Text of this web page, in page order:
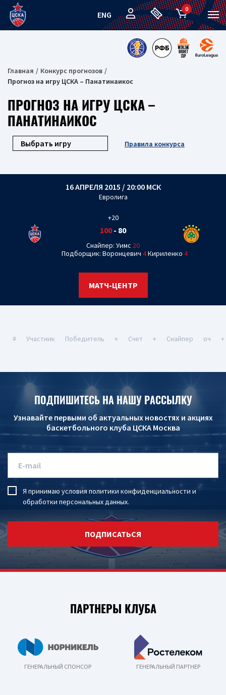
ENG
0
Главная
Конкурс прогнозов
Прогноз на игру ЦСКА – Панатинаикос
ПРОГНОЗ НА ИГРУ ЦСКА –
ПАНАТИНАИКОС
Правила конкурса
16 АПРЕЛЯ 2015 / 20:00 МСК
Евролига
+20
100- 80
Снайпер: Уимс 20
Подборщик: Воронцевич4Кириленко4
МАТЧ-ЦЕНТР
# Участник Победитель + Счет + Снайпер оч +
ПОДПИШИТЕСЬ НА НАШУ РАССЫЛКУ
Узнавайте первыми об актуальных новостях и акциях
баскетбольного клуба ЦСКА Москва
Я принимаю условия политики конфиденциальности и
обработки персональных данных.
ПОДПИСАТЬСЯ
ПАРТНЕРЫ КЛУБА
ГЕНЕРАЛЬНЫЙ СПОНСОР ГЕНЕРАЛЬНЫЙ ПАРТНЕР